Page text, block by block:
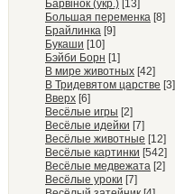
Барвiнок (укр.) [13]
Большая переменка [8]
Брайлинка [9]
Букаши [10]
Бэйби Борн [1]
В мире животных [42]
В Тридевятом царстве [3]
Вверх [6]
Весёлые игры [2]
Весёлые идейки [7]
Весёлые животные [12]
Весёлые картинки [542]
Весёлые медвежата [2]
Весёлые уроки [7]